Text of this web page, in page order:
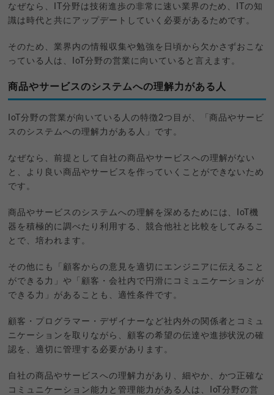
なぜなら、IT分野は技術進歩の非常に速い業界のため、ITの知
識は時代と共にアップデートしていく必要があるためです。
そのため、業界内の情報収集や勉強を日頃から欠かさずおこな
っている人は、IoT分野の営業に向いていると言えます。
商品やサービスのシステムへの理解力がある人
IoT分野の営業が向いている人の特徴2つ目が、「商品やサービ
スのシステムへの理解力がある人」です。
なぜなら、前提として自社の商品やサービスへの理解がない
と、より良い商品やサービスを作っていくことができないため
です。
商品やサービスのシステムへの理解を深めるためには、IoT機
器を積極的に調べたり利用する、競合他社と比較をしてみるこ
とで、培われます。
その他にも「顧客からの意見を適切にエンジニアに伝えること
ができる力」や「顧客・会社内で円滑にコミュニケーションが
できる力」があることも、適性条件です。
顧客・プログラマー・デザイナーなど社内外の関係者とコミュ
ニケーションを取りながら、顧客の希望の伝達や進捗状況の確
認を、適切に管理する必要があります。
自社の商品やサービスへの理解力があり、細やか、かつ正確な
コミュニケーション能力と管理能力がある人は、IoT分野の営